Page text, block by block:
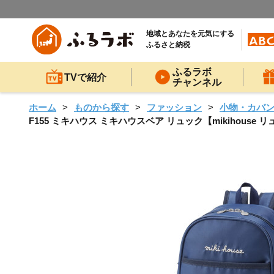
地域とあなたを元気にする
ふるさと納税
TVで紹介
ふるラボ
チャンネル
ホーム ものから探す ファッション
小物・カバ
F155 ミキハウス ミキハウスベア リュック【mikihouse